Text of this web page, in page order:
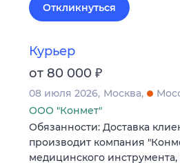
Откликнуться
Курьер
от 80 000 ₽
08 июля 2026 Москва
ООО "Конмет"
Обязанности: Доставка
производит компания
медицинского